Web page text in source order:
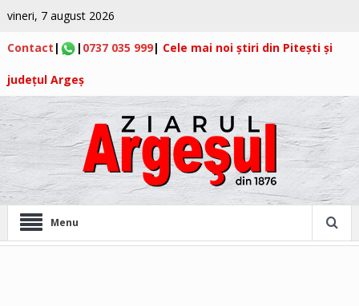
vineri, 7 august 2026
Contact | | 0737 035 999| Cele mai noi știri din Pitești și
județul Argeș
Menu